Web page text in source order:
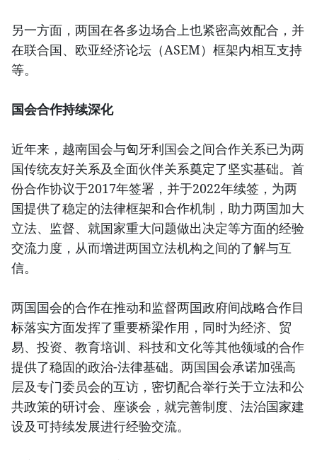
另一方面，两国在各多边场合上也紧密高效配合，并
在联合国、欧亚经济论坛（ASEM）框架内相互支持
等。
国会合作持续深化
近年来，越南国会与匈牙利国会之间合作关系已为两
国传统友好关系及全面伙伴关系奠定了坚实基础。首
份合作协议于2017年签署，并于2022年续签，为两
国提供了稳定的法律框架和合作机制，助力两国加大
立法、监督、就国家重大问题做出决定等方面的经验
交流力度，从而增进两国立法机构之间的了解与互
信。
两国国会的合作在推动和监督两国政府间战略合作目
标落实方面发挥了重要桥梁作用，同时为经济、贸
易、投资、教育培训、科技和文化等其他领域的合作
提供了稳固的政治-法律基础。两国国会承诺加强高
层及专门委员会的互访，密切配合举行关于立法和公
共政策的研讨会、座谈会，就完善制度、法治国家建
设及可持续发展进行经验交流。